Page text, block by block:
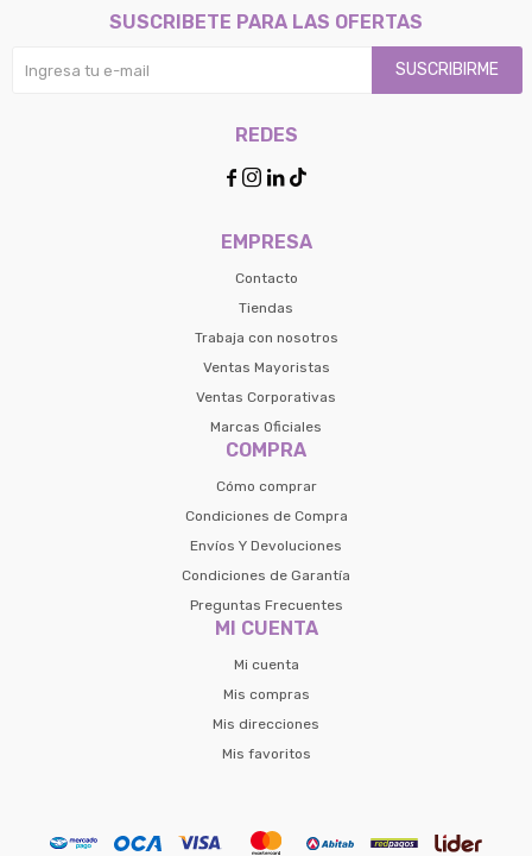
EMPRESA
Contacto
Tiendas
Trabaja con nosotros
Ventas Mayoristas
Ventas Corporativas
Marcas Oficiales
COMPRA
Cómo comprar
Condiciones de Compra
Envíos Y Devoluciones
Condiciones de Garantía
Preguntas Frecuentes
MI CUENTA
Mi cuenta
Mis compras
Mis direcciones
Mis favoritos
SUSCRIBETE PARA LAS OFERTAS
SUSCRIBIRME
REDES
   